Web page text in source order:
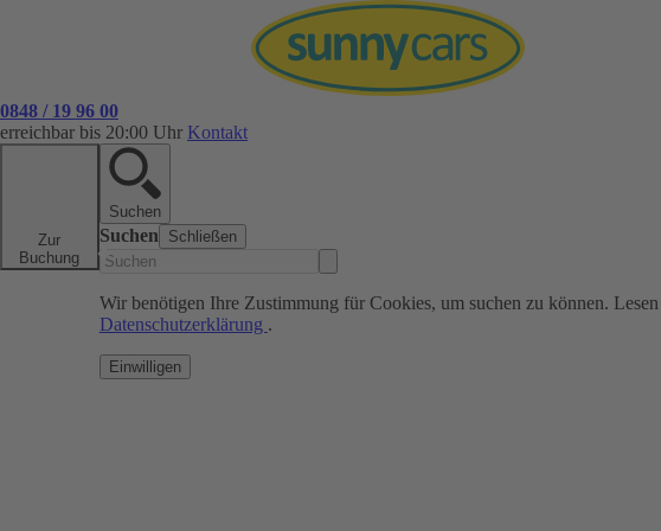
0848 / 19 96 00
erreichbar bis 20:00 Uhr Kontakt
Zur
Buchung
Suchen
Suchen Schließen
Wir benötigen Ihre Zustimmung für Cookies, um suchen zu können.
Datenschutzerklärung .
Einwilligen